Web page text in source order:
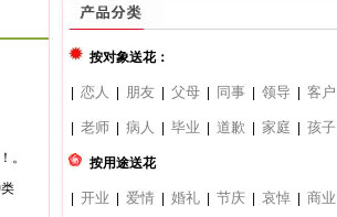
。
按对象送花：
恋人 朋友 父母 同事 领导 客户
老师 病人 毕业 道歉 家庭 孩子
按用途送花
开业 爱情 婚礼 节庆 哀悼 商业